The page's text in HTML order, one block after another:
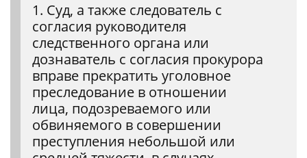
1. Суд, а также следователь с
согласия руководителя
следственного органа или
дознаватель с согласия прокурора
вправе прекратить уголовное
преследование в отношении
лица, подозреваемого или
обвиняемого в совершении
преступления небольшой или